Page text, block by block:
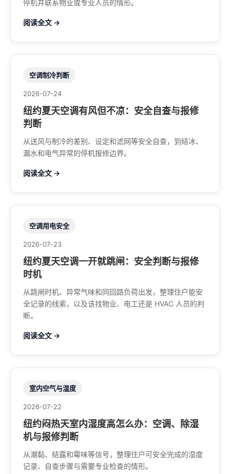
停机并联系物业或专业人员的情形。
阅读全文 →
空调制冷判断
2026-07-24
纽约夏天空调有风但不凉：安全自查与报修
判断
从送风与制冷的差别、设定和滤网等安全自查，到结冰、
漏水和电气异常的停机报修边界。
阅读全文 →
空调用电安全
2026-07-23
纽约夏天空调一开就跳闸：安全判断与报修
时机
从跳闸时机、异常气味和同回路负荷出发，整理住户能安
全记录的线索，以及该找物业、电工还是 HVAC 人员的判
断。
阅读全文 →
室内空气与湿度
2026-07-22
纽约闷热天室内湿度高怎么办：空调、除湿
机与报修判断
从潮黏、结露和霉味等信号，整理住户可安全完成的湿度
记录、自查步骤与需要专业检查的情形。